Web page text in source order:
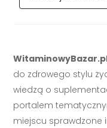
do zdrowego stylu
wiedzą o
portalem
miejscu sprawdzone